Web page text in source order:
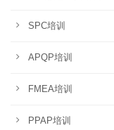
SPC培训
APQP培训
FMEA培训
PPAP培训